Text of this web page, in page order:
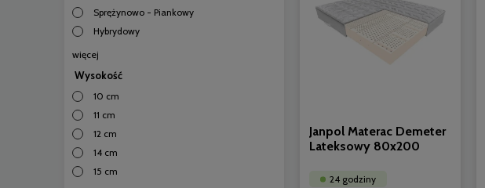
Sprężynowo - Piankowy
Hybrydowy
więcej
Wysokość
10 cm
11 cm
12 cm
14 cm
15 cm
Janpol Materac Demeter
Lateksowy 80x200
24 godziny